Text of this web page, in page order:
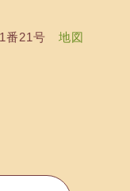
番21号 地図